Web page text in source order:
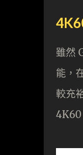
雖然
能，
較充
4K60